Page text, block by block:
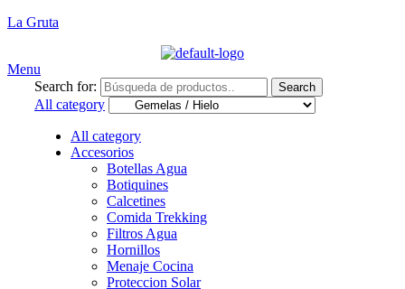
La Gruta
Menu
Search for:
Search
All category
All category
Accesorios
Botellas Agua
Botiquines
Calcetines
Comida Trekking
Filtros Agua
Hornillos
Menaje Cocina
Proteccion Solar